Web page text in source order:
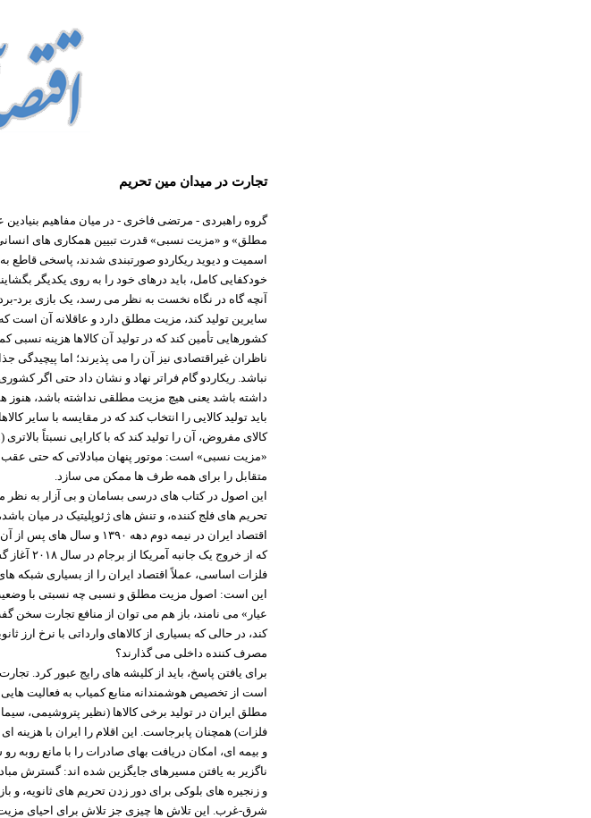
تجارت در میدان مین تحریم
گروه راهبردی - مرتضی فاخری - در میان مفاهیم
مطلق» و «مزیت نسبی» قدرت تبیین همکاری های
اسمیت و دیوید ریکاردو صورتبندی شدند، پاسخی قاطع
خودکفایی کامل، باید درهای خود را به روی یکدیگر
آنچه گاه در نگاه نخست به نظر می رسد، یک بازی برد-برد
سایرین تولید کند، مزیت مطلق دارد و عاقلانه آن است
کشورهایی تأمین کند که در تولید آن کالاها هزینه نسبی
ناظران غیراقتصادی نیز آن را می پذیرند؛ اما
نباشد. ریکاردو گام فراتر نهاد و نشان داد حتی اگر
داشته باشد یعنی هیچ مزیت مطلقی نداشته باشد،
باید تولید کالایی را انتخاب کند که در مقایسه با سایر
کالای مفروض، آن را تولید کند که با کارایی نسبتاً
«مزیت نسبی» است: موتور پنهان مبادلاتی که حتی عقب
متقابل را برای همه طرف ها ممکن می سازد.
این اصول در کتاب های درسی بسامان و بی آزار به نظر
تحریم های فلج کننده، و تنش های ژئوپلیتیک در میان
اقتصاد ایران در نیمه دوم
که از
فلزات اساسی، عملاً اقتصاد ایران را از بسیاری
این است: اصول مزیت مطلق و نسبی چه نسبتی با وضعیت
عیار» می نامند، باز هم می توان از منافع تجارت سخن
کند، در حالی که بسیاری از کالاهای وارداتی با نرخ ارز
مصرف کننده داخلی می گذارند؟
برای یافتن پاسخ، باید از کلیشه های رایج عبور کرد.
است از تخصیص هوشمندانه منابع کمیاب به فعالیت
مطلق ایران در تولید برخی کالاها (نظیر پتروشیمی،
فلزات) همچنان پابرجاست. این اقلام را ایران با هزینه
و بیمه ای، امکان دریافت بهای صادرات را با مانع
ناگزیر به یافتن مسیرهای جایگزین شده اند: گسترش
و زنجیره های بلوکی برای دور زدن تحریم های ثانویه،
شرق-غرب. این تلاش ها چیزی جز تلاش برای احیای